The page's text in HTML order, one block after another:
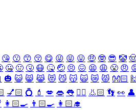
😘 😗 😙 😚 😋 😜 😝 😛 🤑 🤓 😎 🤡
🤐 🤢 🤧 😷 🤒 🤕 😣 😖 😫 😩 😤 😠
🎃 😺 😸 😹 😻 😼 😽 🙀 😿 😾 👐🏻
💅🏻 💍 💄 💋 👄 👅 👂🏻 👃🏻 👣 👀 👤
👩🏻‍🍳 👨🏻‍🍳 👩🏻‍🎓